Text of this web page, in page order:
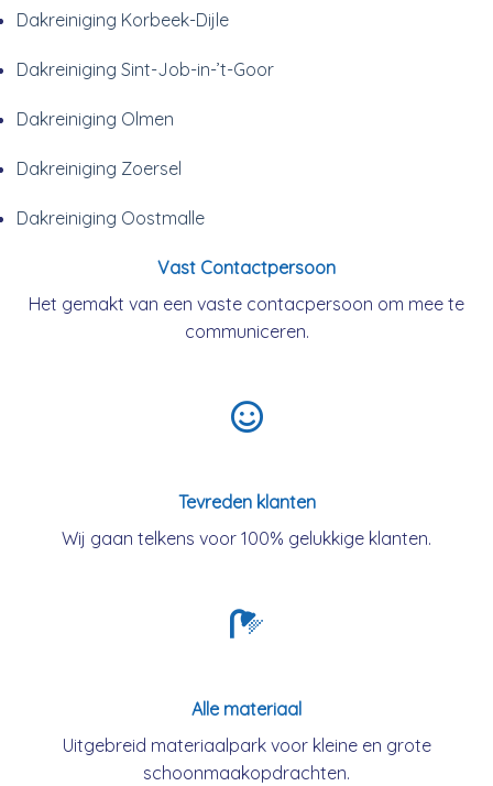
Dakreiniging Korbeek-Dijle
Dakreiniging Sint-Job-in-’t-Goor
Dakreiniging Olmen
Dakreiniging Zoersel
Dakreiniging Oostmalle
Vast Contactpersoon
Het gemakt van een vaste contacpersoon om mee te
communiceren.
Tevreden klanten
Wij gaan telkens voor 100% gelukkige klanten.
Alle materiaal
Uitgebreid materiaalpark voor kleine en grote
schoonmaakopdrachten.